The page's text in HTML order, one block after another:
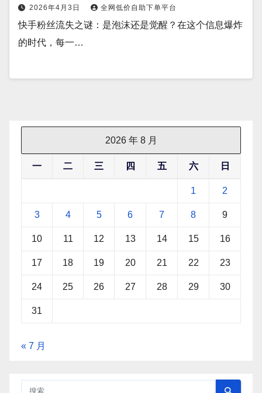
2026年4月3日 全网低价自助下单平台
快手粉丝流失之谜：是泡沫还是觉醒？在这个信息爆炸
的时代，每一…
2026 年 8 月
一 二 三 四 五 六 日
1 2
3 4 5 6 7 8 9
10 11 12 13 14 15 16
17 18 19 20 21 22 23
24 25 26 27 28 29 30
31
« 7 月